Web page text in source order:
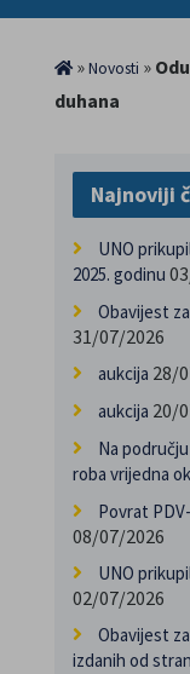
»Novosti »
duhana
Najnoviji
UNO
2025. godinu
Obavijest
31/07/2026
aukcija 28/
aukcija 20/
Na
roba vrijedna
Povrat
08/07/2026
UNO
02/07/2026
Obavijest
izdanih od